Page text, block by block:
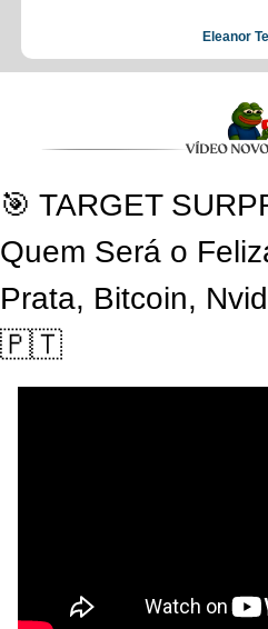
Eleanor
🎯 TARGET
Quem Será o
🇵🇹